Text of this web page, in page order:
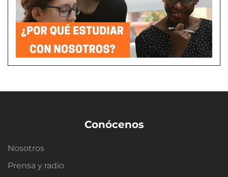
Conócenos
Nosotros
Prensa y radio